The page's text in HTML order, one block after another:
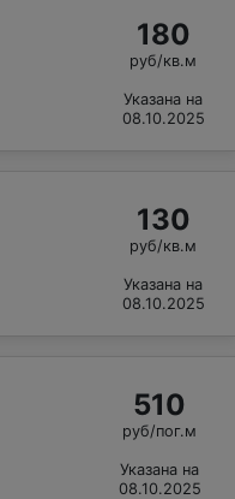
180
руб/кв.м
Указана на
08.10.2025
130
руб/кв.м
Указана на
08.10.2025
510
руб/пог.м
Указана на
08.10.2025